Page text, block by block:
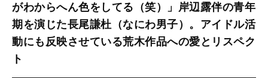
がわからへん色をしてる（笑）」岸辺露伴の青年
期を演じた長尾謙杜（なにわ男子）。アイドル活
動にも反映させている荒木作品への愛とリスペク
ト